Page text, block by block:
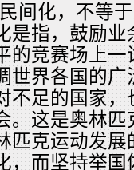
间化，不等
是指，鼓励
的竞赛场上
世界各国的
不足的国家
。这是奥林
匹克运动发
，而坚持举